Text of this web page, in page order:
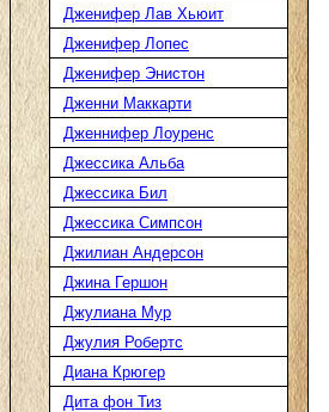
Дженифер Лав Хьюит
Дженифер Лопес
Дженифер Энистон
Дженни Маккарти
Дженнифер Лоуренс
Джессика Альба
Джессика Бил
Джессика Симпсон
Джилиан Андерсон
Джина Гершон
Джулиана Мур
Джулия Робертс
Диана Крюгер
Дита фон Тиз